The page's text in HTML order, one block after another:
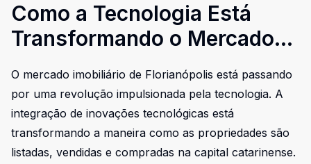
Como a Tecnologia Está
Transformando o Mercado
Imobiliário em Florianópolis
O mercado imobiliário de Florianópolis está passando
por uma revolução impulsionada pela tecnologia. A
integração de inovações tecnológicas está
transformando a maneira como as propriedades são
listadas, vendidas e compradas na capital catarinense.